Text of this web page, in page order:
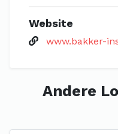
Website
www.bakker-
Andere